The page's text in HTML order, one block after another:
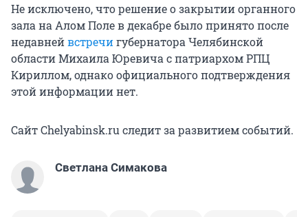
Не исключено, что решение о закрытии органного
зала на Алом Поле в декабре было принято после
недавнейвстречигубернатора Челябинской
области Михаила Юревича с патриархом РПЦ
Кириллом, однако официального подтверждения
этой информации нет.
Сайт Chelyabinsk.ru следит за развитием событий.
Светлана Симакова